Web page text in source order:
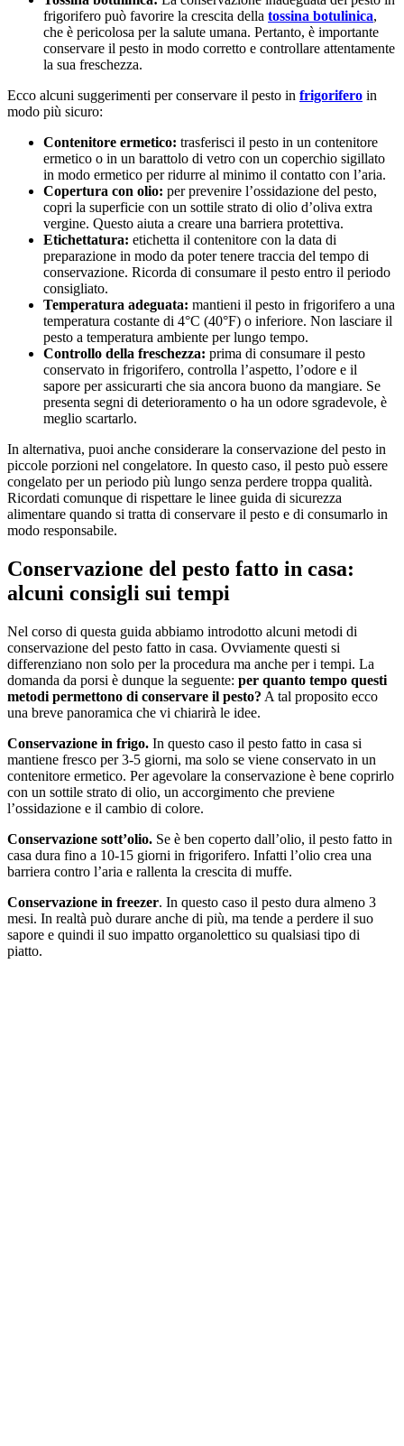
frigorifero può favorire la crescita della tossina botulinica,
che è pericolosa per la salute umana. Pertanto, è importante
conservare il pesto in modo corretto e controllare attentamente
la sua freschezza.
Ecco alcuni suggerimenti per conservare il pesto in frigorifero in
modo più sicuro:
Contenitore ermetico: trasferisci il pesto in un contenitore
ermetico o in un barattolo di vetro con un coperchio sigillato
in modo ermetico per ridurre al minimo il contatto con l’aria.
Copertura con olio: per prevenire l’ossidazione del pesto,
copri la superficie con un sottile strato di olio d’oliva extra
vergine. Questo aiuta a creare una barriera protettiva.
Etichettatura: etichetta il contenitore con la data di
preparazione in modo da poter tenere traccia del tempo di
conservazione. Ricorda di consumare il pesto entro il periodo
consigliato.
Temperatura adeguata: mantieni il pesto in frigorifero a una
temperatura costante di 4°C (40°F) o inferiore. Non lasciare il
pesto a temperatura ambiente per lungo tempo.
Controllo della freschezza: prima di consumare il pesto
conservato in frigorifero, controlla l’aspetto, l’odore e il
sapore per assicurarti che sia ancora buono da mangiare. Se
presenta segni di deterioramento o ha un odore sgradevole, è
meglio scartarlo.
In alternativa, puoi anche considerare la conservazione del pesto in
piccole porzioni nel congelatore. In questo caso, il pesto può essere
congelato per un periodo più lungo senza perdere troppa qualità.
Ricordati comunque di rispettare le linee guida di sicurezza
alimentare quando si tratta di conservare il pesto e di consumarlo in
modo responsabile.
Conservazione del pesto fatto in casa:
alcuni consigli sui tempi
Nel corso di questa guida abbiamo introdotto alcuni metodi di
conservazione del pesto fatto in casa. Ovviamente questi si
differenziano non solo per la procedura ma anche per i tempi. La
domanda da porsi è dunque la seguente: per quanto tempo questi
metodi permettono di conservare il pesto? A tal proposito ecco
una breve panoramica che vi chiarirà le idee.
Conservazione in frigo. In questo caso il pesto fatto in casa si
mantiene fresco per 3-5 giorni, ma solo se viene conservato in un
contenitore ermetico. Per agevolare la conservazione è bene coprirlo
con un sottile strato di olio, un accorgimento che previene
l’ossidazione e il cambio di colore.
Conservazione sott’olio. Se è ben coperto dall’olio, il pesto fatto in
casa dura fino a 10-15 giorni in frigorifero. Infatti l’olio crea una
barriera contro l’aria e rallenta la crescita di muffe.
Conservazione in freezer. In questo caso il pesto dura almeno 3
mesi. In realtà può durare anche di più, ma tende a perdere il suo
sapore e quindi il suo impatto organolettico su qualsiasi tipo di
piatto.